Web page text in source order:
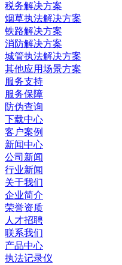
税务解决方案
烟草执法解决方案
铁路解决方案
消防解决方案
城管执法解决方案
其他应用场景方案
服务支持
服务保障
防伪查询
下载中心
客户案例
新闻中心
公司新闻
行业新闻
关于我们
企业简介
荣誉资质
人才招聘
联系我们
产品中心
执法记录仪